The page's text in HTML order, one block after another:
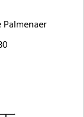
Palmenaer